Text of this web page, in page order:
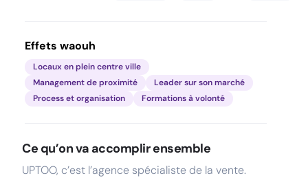
Effets waouh
Locaux en plein centre ville
Management de proximité
Leader sur son marché
Process et organisation
Formations à volonté
Ce qu’on va accomplir ensemble
UPTOO, c’est l’agence spécialiste de la vente.